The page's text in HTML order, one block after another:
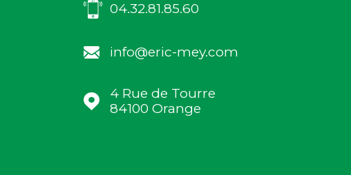
04.32.81.85.60
info@eric-mey.com
4 Rue de Tourre
84100
Orange